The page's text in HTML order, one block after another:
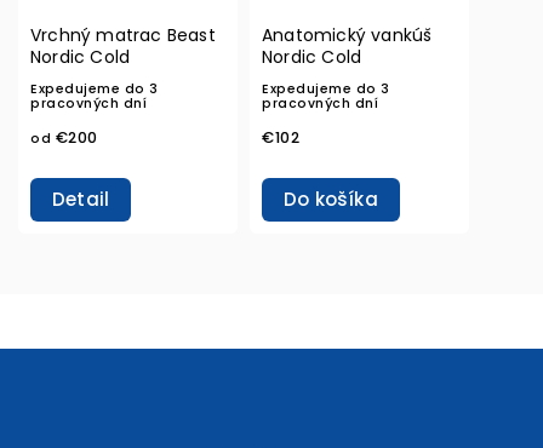
Vrchný matrac Beast
Nordic Cold
Expedujeme do 3
pracovných dní
od €200
Detail
Anatomický vankúš
Nordic Cold
Expedujeme do 3
pracovných dní
€102
Do košíka